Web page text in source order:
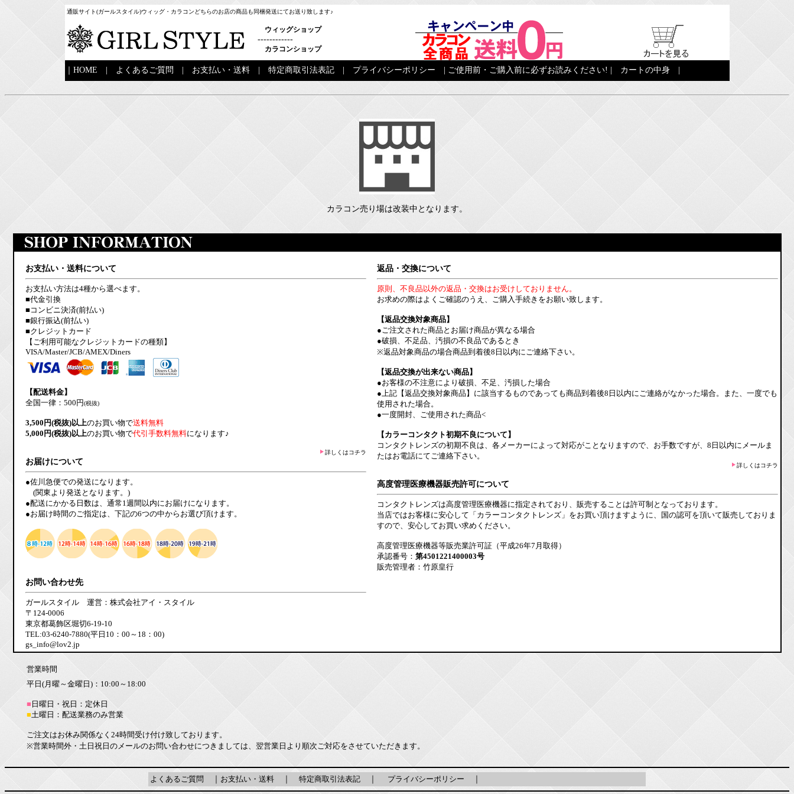
通販サイト(ガールスタイル)ウィッグ・カラコンどちらのお店の商品も同梱発送にてお送り致します♪
ウィッグショップ
------------
カラコンショップ
HOME よくあるご質問 お支払い・送料| 特定商取引法表記| プライバシーポリシー ご使用前・ご購入前に必ずお読みください! カートの中身|
カラコン売り場は改装中となります。
お支払い・送料について
お支払い方法は4種から選べます。
■代金引換
■コンビニ決済(前払い)
■銀行振込(前払い)
■クレジットカード
【ご利用可能なクレジットカードの種類】
VISA/Master/JCB/AMEX/Diners
【配送料金】
全国一律：500円(税抜)
3,500円(税抜)以上のお買い物で送料無料
5,000円(税抜)以上のお買い物で代引手数料無料になります♪
詳しくはコチラ
お届けについて
●佐川急便での発送になります。
(関東より発送となります。)
●配送にかかる日数は、通常1週間以内にお届けになります。
●お届け時間のご指定は、下記の6つの中からお選び頂けます。
お問い合わせ先
ガールスタイル 運営：株式会社アイ・スタイル
〒124-0006
東京都葛飾区堀切6-19-10
TEL:03-6240-7880(平日10：00～18：00)
gs_info@lov2.jp
返品・交換について
原則、不良品以外の返品・交換はお受けしておりません。
お求めの際はよくご確認のうえ、ご購入手続きをお願い致します。
【返品交換対象商品】
●ご注文された商品とお届け商品が異なる場合
●破損、不足品、汚損の不良品であるとき
※返品対象商品の場合商品到着後8日以内にご連絡下さい。
【返品交換が出来ない商品】
●お客様の不注意により破損、不足、汚損した場合
●上記【返品交換対象商品】に該当するものであっても商品到着後8日以内にご連絡がなかった場合。また、一度でも
使用された場合。
●一度開封、ご使用された商品<
【カラーコンタクト初期不良について】
コンタクトレンズの初期不良は、各メーカーによって対応がことなりますので、お手数ですが、8日以内にメールま
たはお電話にてご連絡下さい。
詳しくはコチラ
高度管理医療機器販売許可について
コンタクトレンズは高度管理医療機器に指定されており、販売することは許可制となっております。
当店ではお客様に安心して「カラーコンタクトレンズ」をお買い頂けますように、国の認可を頂いて販売しておりま
すので、安心してお買い求めください。
高度管理医療機器等販売業許可証（平成26年7月取得）
承認番号： 第4501221400003号
販売管理者：竹原皇行
営業時間
平日(月曜～金曜日)：10:00～18:00
■ 日曜日・祝日：定休日
■土曜日：配送業務のみ営業
ご注文はお休み関係なく24時間受け付け致しております。
※営業時間外・土日祝日のメールのお問い合わせにつきましては、翌営業日より順次ご対応をさせていただきます。
よくあるご質問 お支払い・送料 特定商取引法表記 プライバシーポリシー